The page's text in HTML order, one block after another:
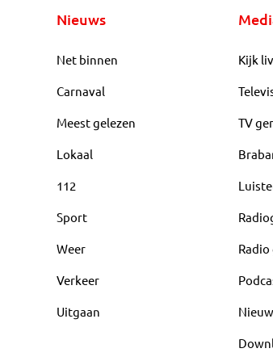
Nieuws
Net binnen
Carnaval
Meest gelezen
Lokaal
112
Sport
Weer
Verkeer
Uitgaan
Kijk
TV